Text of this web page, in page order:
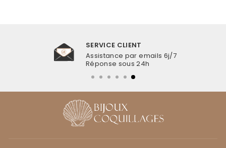
SERVICE CLIENT
Assistance par emails 6j/7
Réponse sous 24h